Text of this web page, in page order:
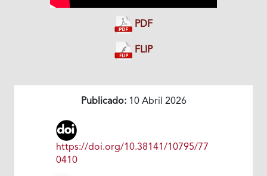
PDF
FLIP
Publicado:10 Abril 2026
https://doi.org/10.38141/10795/77
0410